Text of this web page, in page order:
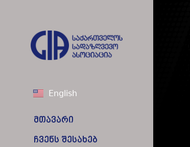
English
მთავარი
ჩვენს შესახებ